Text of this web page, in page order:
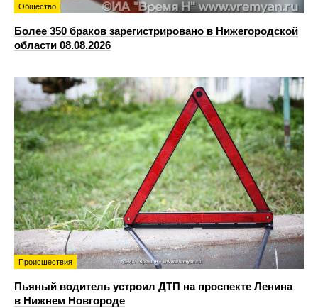
Общество
Более 350 браков зарегистрировано в Нижегородской
области 08.08.2026
Происшествия
Пьяный водитель устроил ДТП на проспекте Ленина
в Нижнем Новгороде